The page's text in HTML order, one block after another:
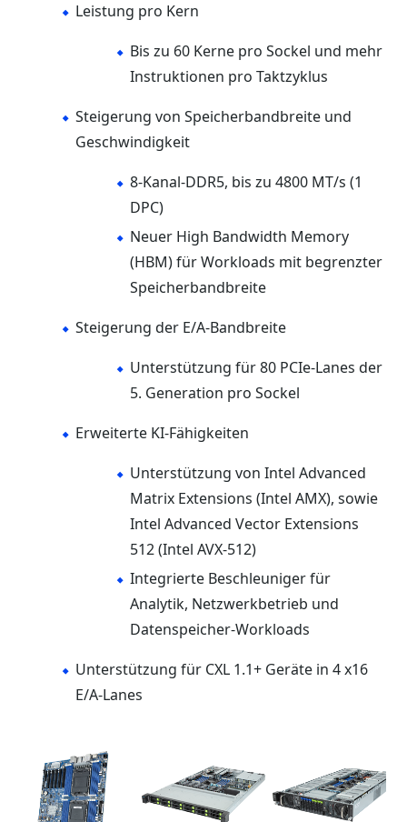
Leistung pro Kern
Bis zu 60 Kerne pro Sockel und mehr
Instruktionen pro Taktzyklus
Steigerung von Speicherbandbreite und
Geschwindigkeit
8-Kanal-DDR5, bis zu 4800 MT/s (1
DPC)
Neuer High Bandwidth Memory
(HBM) für Workloads mit begrenzter
Speicherbandbreite
Steigerung der E/A-Bandbreite
Unterstützung für 80 PCIe-Lanes der
5. Generation pro Sockel
Erweiterte KI-Fähigkeiten
Unterstützung von Intel Advanced
Matrix Extensions (Intel AMX), sowie
Intel Advanced Vector Extensions
512 (Intel AVX-512)
Integrierte Beschleuniger für
Analytik, Netzwerkbetrieb und
Datenspeicher-Workloads
Unterstützung für CXL 1.1+ Geräte in 4 x16
E/A-Lanes